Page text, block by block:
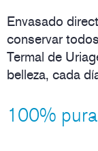
Envasado
conservar
Termal de
belleza, cada
100%